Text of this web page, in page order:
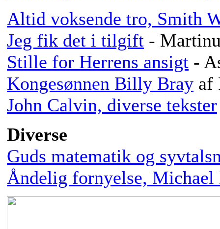
Altid voksende tro, Smith
Jeg fik det i tilgift -
Stille for Herrens ansigt -
Kongesønnen Billy Bray af
John Calvin, diverse tekster
Diverse
Guds matematik og
Åndelig fornyelse, Michael